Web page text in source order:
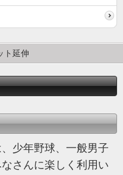
ト延伸
少年野球、一般男子
さんに楽しく利用い